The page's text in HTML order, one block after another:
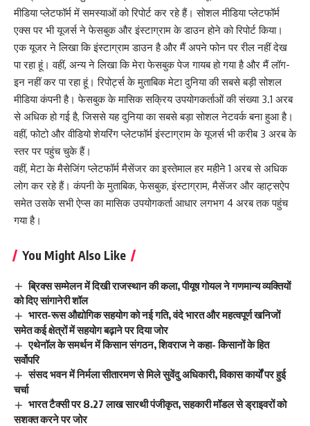
मीडिया प्लेटफॉर्म में समस्याओं को रिपोर्ट कर रहे हैं। सोशल मीडिया प्लेटफॉर्म
एक्स पर भी यूजर्स ने फेसबुक और इंस्टाग्राम के डाउन होने को रिपोर्ट किया।
एक यूजर ने लिखा कि इंस्टाग्राम डाउन है और मैं अपने फोन पर रील नहीं देख
पा रहा हूं। वहीं, अन्य ने लिखा कि मेरा फेसबुक पेज गायब हो गया है और मैं लॉग-
इन नहीं कर पा रहा हूं। रिपोर्ट्स के मुताबिक मेटा दुनिया की सबसे बड़ी सोशल
मीडिया कंपनी है। फेसबुक के मासिक सक्रिय उपयोगकर्ताओं की संख्या 3.1 अरब
से अधिक हो गई है, जिससे यह दुनिया का सबसे बड़ा सोशल नेटवर्क बना हुआ है।
वहीं, फोटो और वीडियो शेयरिंग प्लेटफॉर्म इंस्टाग्राम के यूजर्स भी करीब 3 अरब के
स्तर पर पहुंच चुके हैं।
वहीं, मेटा के मैसेजिंग प्लेटफॉर्म मैसेंजर का इस्तेमाल हर महीने 1 अरब से अधिक
लोग कर रहे हैं। कंपनी के मुताबिक, फेसबुक, इंस्टाग्राम, मैसेंजर और व्हाट्सऐप
समेत उसके सभी ऐप्स का मासिक उपयोगकर्ता आधार लगभग 4 अरब तक पहुंच
गया है।
You Might Also Like
ब्रिक्स सम्मेलन में दिखी राजस्थान की कला, पीयूष गोयल ने गणमान्य व्यक्तियों
को दिए सांगानेरी शॉल
भारत-रूस औद्योगिक सहयोग को नई गति, वंदे भारत और महत्वपूर्ण खनिजों
समेत कई क्षेत्रों में सहयोग बढ़ाने पर दिया जोर
एथेनॉल के समर्थन में किसान संगठन, शिवराज ने कहा- किसानों के हित
सर्वोपरि
संसद भवन में निर्मला सीतारमण से मिले सुवेंदु अधिकारी, विकास कार्यों पर हुई
चर्चा
भारत टैक्सी पर 8.27 लाख सारथी पंजीकृत, सहकारी मॉडल से ड्राइवरों को
सशक्त करने पर जोर